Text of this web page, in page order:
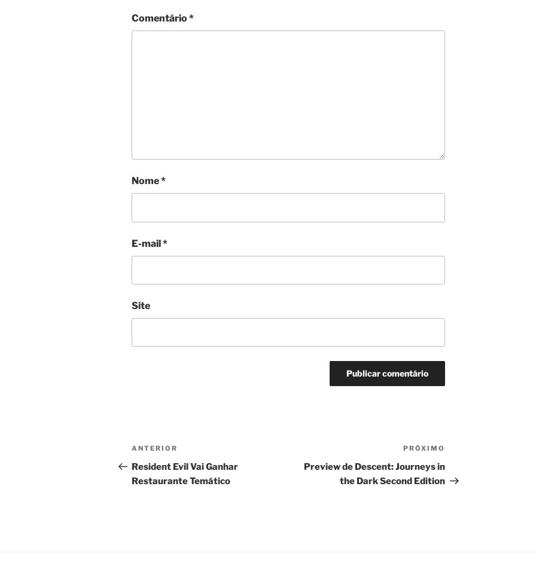
Comentário*
Nome*
E-mail*
Site
Navegação
de
Post
Post
anterior
ANTERIOR
Resident Evil Vai Ganhar
Restaurante Temático
post
PRÓXIMO
Preview de Descent: Journeys in
the Dark Second Edition